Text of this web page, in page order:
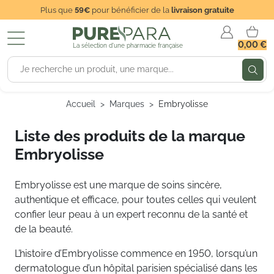
Plus que59€pour bénéficier de lalivraison gratuite
La sélection d'une pharmacie française 0,00 €
Accueil Marques Embryolisse
Liste des produits de la marque
Embryolisse
Embryolisse est une marque de soins sincère,
authentique et efficace, pour toutes celles qui veulent
confier leur peau à un expert reconnu de la santé et
de la beauté.
L’histoire d’Embryolisse commence en 1950, lorsqu’un
dermatologue d’un hôpital parisien spécialisé dans les